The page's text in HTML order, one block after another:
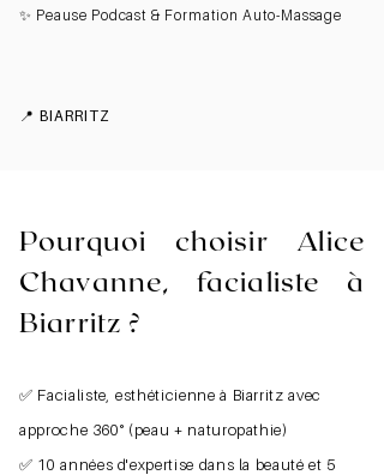
✨ Peause Podcast & Formation Auto-Massage
📍 BIARRITZ
Pourquoi choisir Alice
Chavanne, facialiste à
Biarritz ?
✅ Facialiste, esthéticienne à Biarritz avec
approche 360° (peau + naturopathie)
✅ 10 années d'expertise dans la beauté et 5